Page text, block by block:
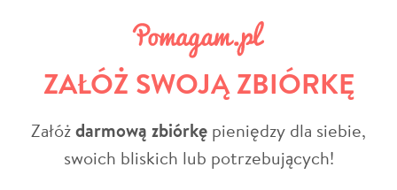
ZAŁÓŻ SWOJĄ ZBIÓRKĘ
Załóżdarmową zbiórkę pieniędzy dla siebie,
swoich bliskich lub potrzebujących!